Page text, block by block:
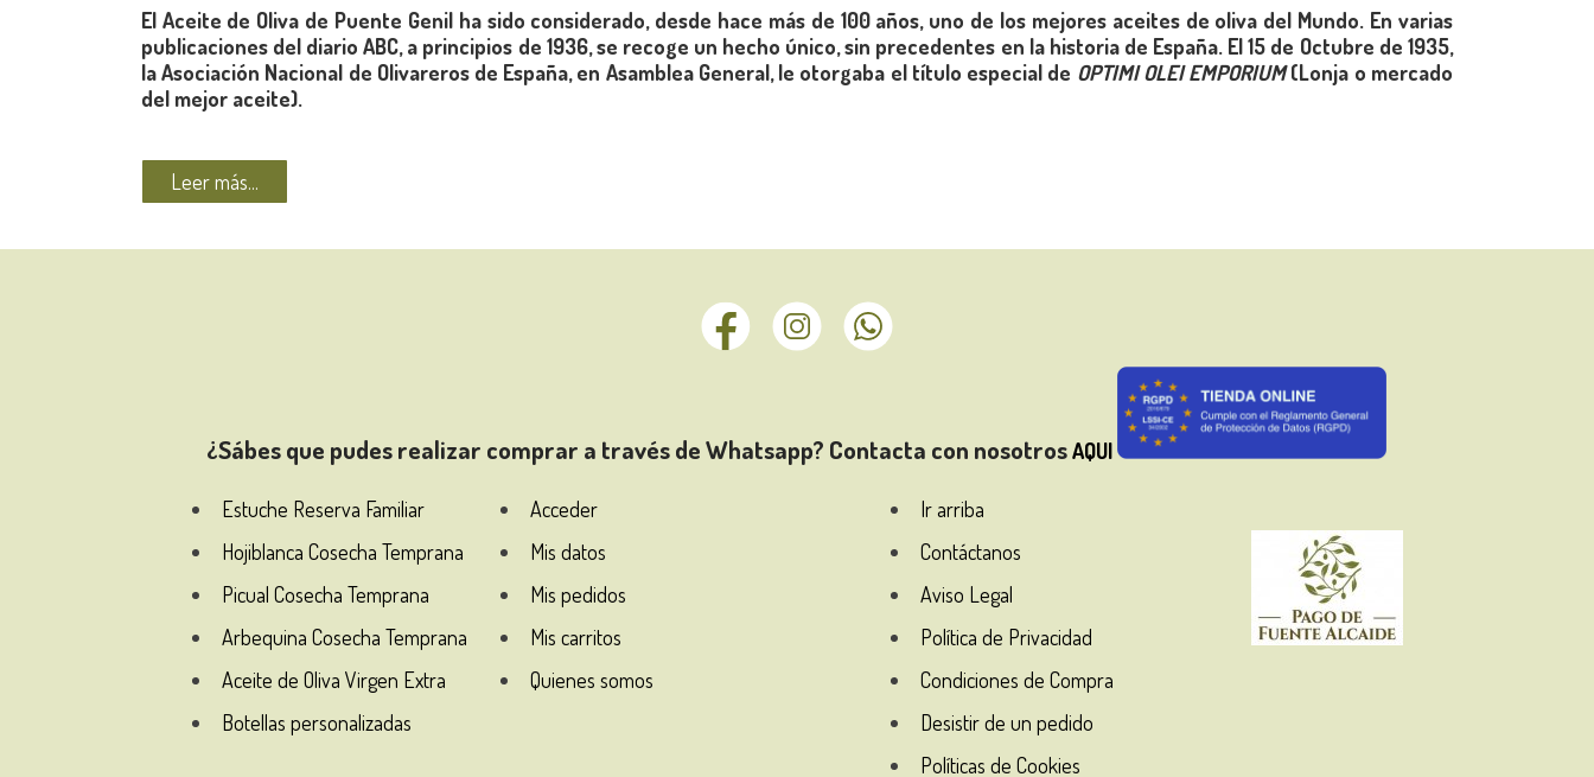
El Aceite de Oliva de Puente Genil ha sido considerado, desde hace más de 100 años, uno de los mejores aceites de oliva del Mundo. En varias
publicaciones del diario ABC, a principios de 1936, se recoge un hecho único, sin precedentes en la historia de España. El 15 de Octubre de 1935,
la Asociación Nacional de Olivareros de España, en Asamblea General, le otorgaba el título especial de OPTIMI OLEI EMPORIUM(Lonja o mercado
del mejor aceite).
Leer más...
¿Sábes que pudes realizar comprar a través de Whatsapp? Contacta con nosotrosAQUI
Estuche Reserva Familiar
Hojiblanca Cosecha Temprana
Picual Cosecha Temprana
Arbequina Cosecha Temprana
Aceite de Oliva Virgen Extra
Botellas personalizadas
Acceder
Mis datos
Mis pedidos
Mis carritos
Quienes somos
Ir arriba
Contáctanos
Aviso Legal
Política de Privacidad
Condiciones de Compra
Desistir de un pedido
Políticas de Cookies